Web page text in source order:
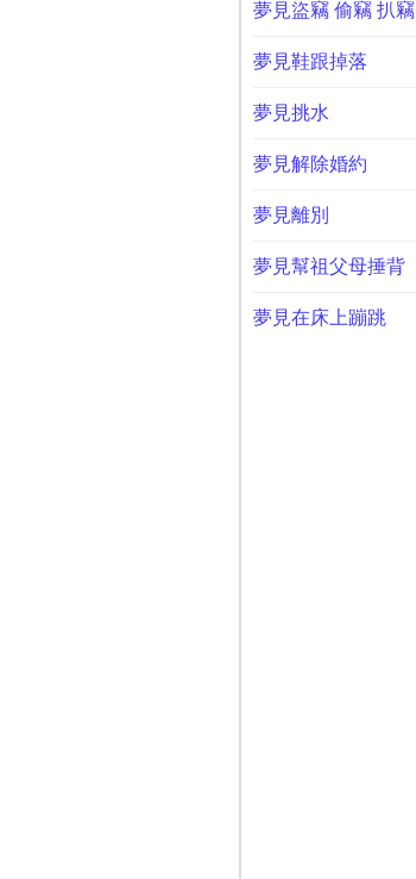
夢見盜竊 偷竊 扒竊
夢見鞋跟掉落
夢見挑水
夢見解除婚約
夢見離別
夢見幫祖父母捶背
夢見在床上蹦跳